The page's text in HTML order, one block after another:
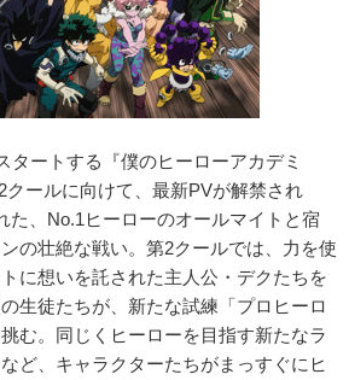
ートする『僕のヒーローアカデミ
クールに向けて、最新PVが解禁され
た、No.1ヒーローのオールマイトと宿
の壮絶な戦い。第2クールでは、力を使
に想いを託された主人公・デクたちを
生徒たちが、新たな試練「プロヒーロ
む。同じくヒーローを目指す新たなラ
ど、キャラクターたちがまっすぐにヒ